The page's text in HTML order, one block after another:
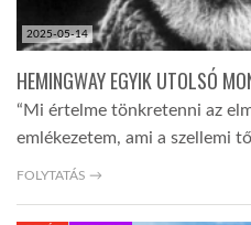
2025-05-14
HEMINGWAY EGYIK UTOLSÓ
“Mi értelme tönkretenni az
emlékezetem, ami a szellemi
FOLYTATÁS →